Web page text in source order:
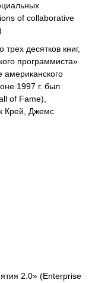
of collaborative
десятков книг,
программиста»
1997 г. был
of Fame),
Крей, Джемс
2.0» (Enterprise